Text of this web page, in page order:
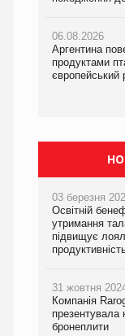
06.08.2026
Аргентина
продуктами
європейський
05.08.2026
Смачне
у VARUS
ТОКЕРИ
хлібобулочні
06.08.2026
Аргентина
продуктами
європейський
03 березня
Освітній
утримання
підвищує
31 жовтня
Компанія
презентувала
бронеплити